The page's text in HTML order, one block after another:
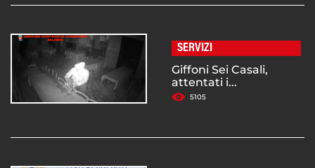
SERVIZI
Giffoni Sei Casali,
attentati i...
5105